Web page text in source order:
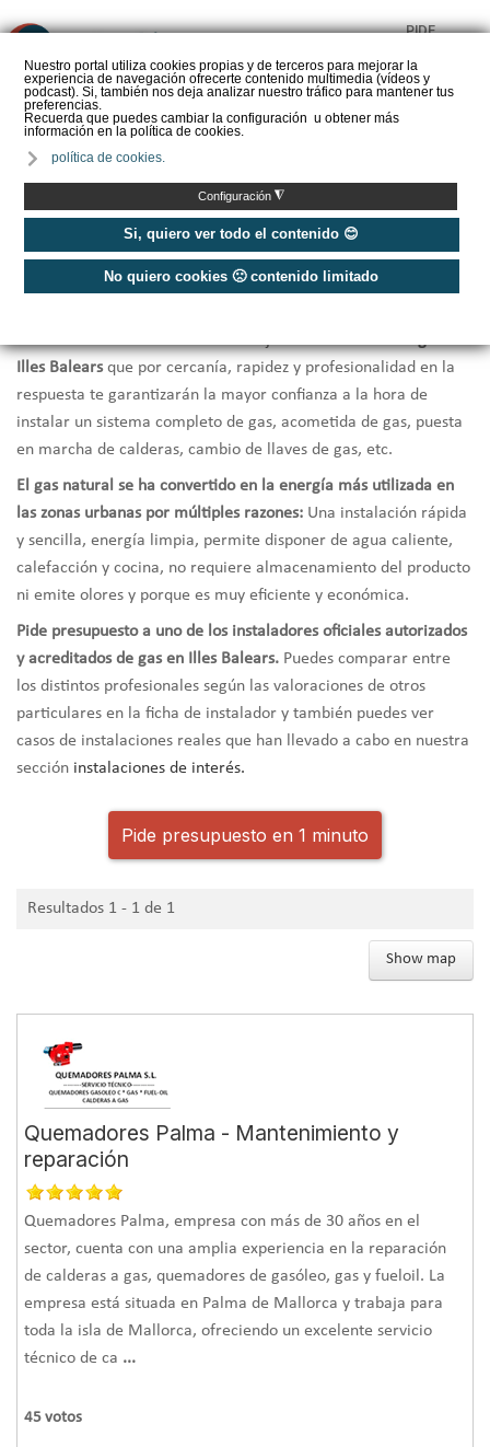
Nuestro portal utiliza cookies propias y de terceros para mejorar la
experiencia de navegación ofrecerte contenido multimedia (vídeos y
podcast). Si, también nos deja analizar nuestro tráfico para mantener tus
preferencias.
Recuerda que puedes cambiar la configuración u obtener más
información en la política de cookies.
política de cookies.
Configuración ◮
Si, quiero ver todo el contenido 😊
No quiero cookies 🙁 contenido limitado
PIDE
CALORYFRIO
Inicio
Instaladores Gas Illes Balears
¿Necesitas hacer lainstalación de gas natural en tu vivienda o
Illes Balearsque por cercanía, rapidez y profesionalidad en la
respuesta te garantizarán la mayor confianza a la hora de
instalar un sistema completo de gas, acometida de gas, puesta
en marcha de calderas, cambio de llaves de gas, etc.
El gas natural se ha convertido en la energía más utilizada en
las zonas urbanas por múltiples razones: Una instalación rápida
y sencilla, energía limpia, permite disponer de agua caliente,
calefacción y cocina, no requiere almacenamiento del producto
ni emite olores y porque es muy eficiente y económica.
Pide presupuesto a uno de los instaladores oficiales autorizados
y acreditados de gas en Illes Balears. Puedes comparar entre
los distintos profesionales según las valoraciones de otros
particulares en la ficha de instalador y también puedes ver
casos de instalaciones reales que han llevado a cabo en nuestra
sección instalaciones de interés.
Pide presupuesto en 1 minuto
Resultados 1 - 1 de 1
Show map
Quemadores Palma - Mantenimiento y
reparación
Quemadores Palma, empresa con más de 30 años en el
sector, cuenta con una amplia experiencia en la reparación
de calderas a gas, quemadores de gasóleo, gas y fueloil. La
empresa está situada en Palma de Mallorca y trabaja para
toda la isla de Mallorca, ofreciendo un excelente servicio
técnico de ca ...
45 votos